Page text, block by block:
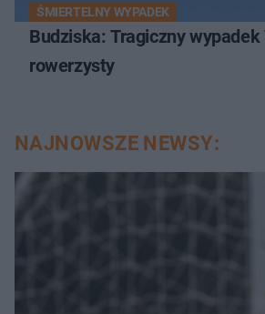
ŚMIERTELNY WYPADEK
Budziska: Tragiczny
rowerzysty
NAJNOWSZE NEWSY: